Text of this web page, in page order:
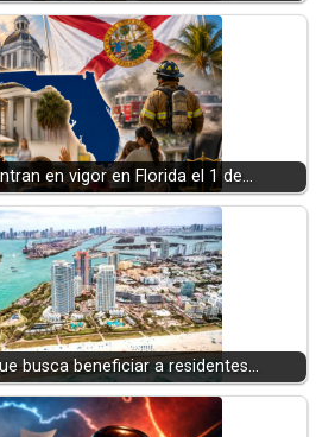
en vigor en Florida el 1 de…
busca beneficiar a residentes…